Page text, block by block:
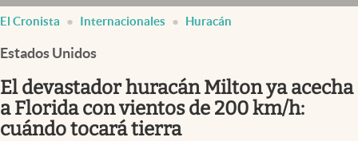
Mercados Online
Negocios
Columnistas
Otras secciones
El Cronista Internacionales Huracán
Estados Unidos
El devastador huracán Milton ya acecha
a Florida con vientos de 200 km/h:
cuándo tocará tierra